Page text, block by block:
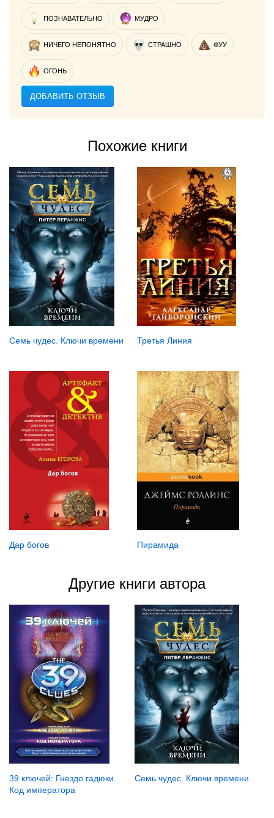
ПОЗНАВАТЕЛЬНО МУДРО
НИЧЕГО НЕПОНЯТНО СТРАШНО ФУУ
ОГОНЬ
ДОБАВИТЬ ОТЗЫВ
Похожие книги
Семь чудес. Ключи времени Третья Линия
Дар богов Пирамида
Другие книги автора
39 ключей: Гнездо гадюки.
Код императора
Семь чудес. Ключи времени